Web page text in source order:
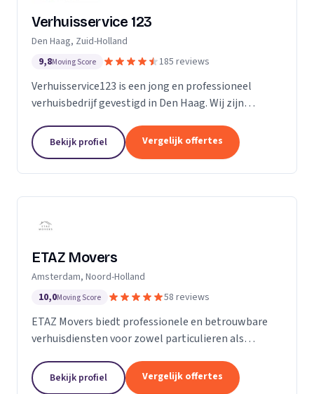
Verhuisservice 123
Den Haag, Zuid-Holland
9,8Moving Score 185 reviews
Verhuisservice123 is een jong en professioneel
verhuisbedrijf gevestigd in Den Haag. Wij zijn
bieden een complete en zorgeloze verhuisservice.
Met een ervaren team werken wij efficiënt,
zorgvuldig en tegen transparante uurtarieven.
Bekijk profiel Vergelijk offertes
ETAZ Movers
Amsterdam, Noord-Holland
10,0Moving Score 58 reviews
ETAZ Movers biedt professionele en betrouwbare
verhuisdiensten voor zowel particulieren als
persoonlijke aanpak, zodat elke verhuizing efficiënt
en zonder stress verloopt. Ons team werkt
Bekijk profiel Vergelijk offertes